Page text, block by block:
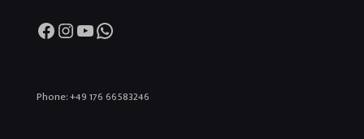
Facebook
Instagram
YouTube
WhatsApp
Phone: +49 176 66583246